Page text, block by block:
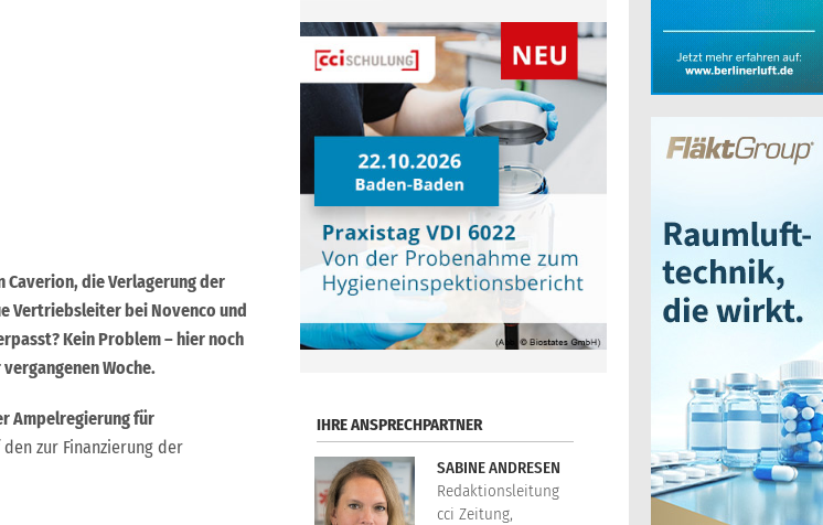
die Verlagerung der
Vertriebsleiter bei Novenco und
Kein Problem – hier noch
Woche.
Ampelregierung für
zur Finanzierung der
IHRE ANSPRECHPARTNER
SABINE ANDRESEN
Redaktionsleitung
cci Zeitung,